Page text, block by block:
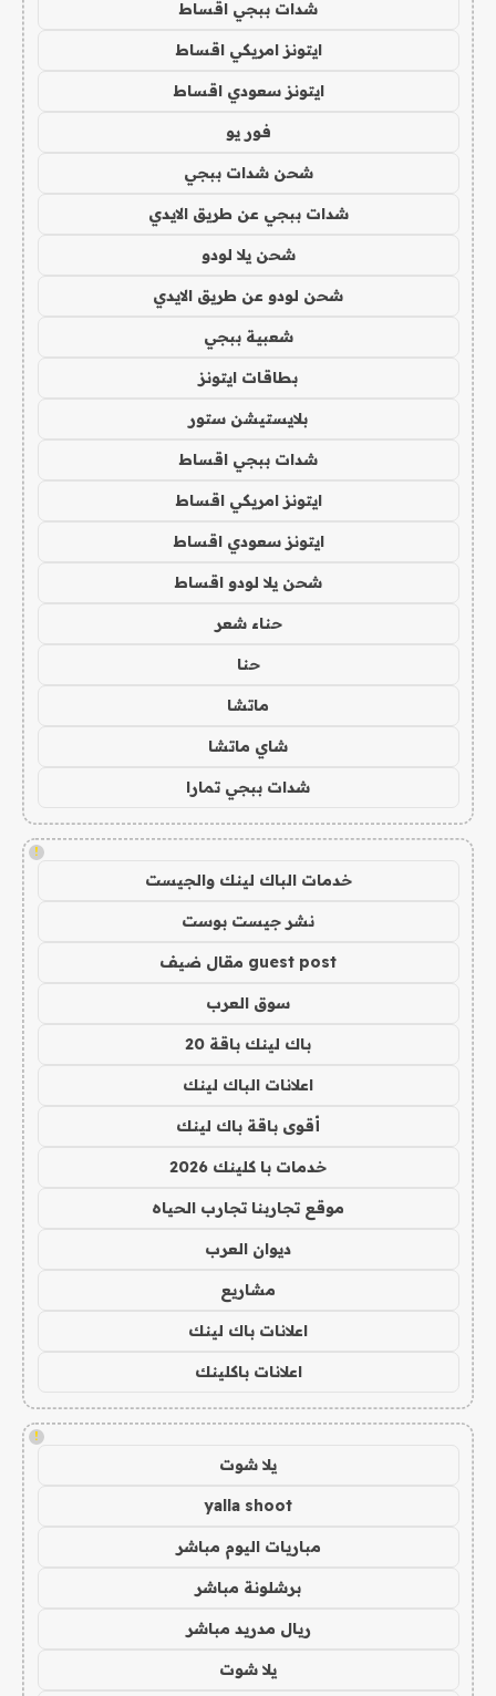
شدات ببجي اقساط
ايتونز امريكي اقساط
ايتونز سعودي اقساط
فور يو
شحن شدات ببجي
شدات ببجي عن طريق الايدي
شحن يلا لودو
شحن لودو عن طريق الايدي
شعبية ببجي
بطاقات ايتونز
بلايستيشن ستور
شدات ببجي اقساط
ايتونز امريكي اقساط
ايتونز سعودي اقساط
شحن يلا لودو اقساط
حناء شعر
حنا
ماتشا
شاي ماتشا
شدات ببجي تمارا
!
خدمات الباك لينك والجيست
نشر جيست بوست
guest post مقال ضيف
سوق العرب
باك لينك باقة 20
اعلانات الباك لينك
أقوى باقة باك لينك
خدمات با كلينك 2026
موقع تجاربنا تجارب الحياه
ديوان العرب
مشاريع
اعلانات باك لينك
اعلانات باكلينك
!
يلا شوت
yalla shoot
مباريات اليوم مباشر
برشلونة مباشر
ريال مدريد مباشر
يلا شوت